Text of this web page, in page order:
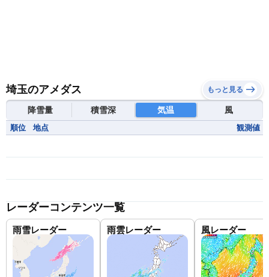
埼玉のアメダス もっと見る
降雪量 積雪深 気温 風
順位 地点 観測値
レーダーコンテンツ一覧
雨雪レーダー 雨雲レーダー 風レーダー